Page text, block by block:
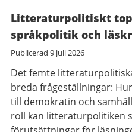
Litteraturpolitiskt
språkpolitik och
Publicerad 9 juli 2026
Det femte
breda frågeställningar:
till demokratin och
roll kan litteraturpolitiken